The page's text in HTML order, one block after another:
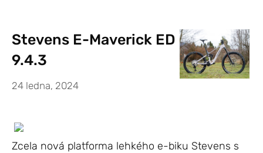
Stevens E-Maverick ED
9.4.3
24 ledna, 2024
Zcela nová platforma lehkého e-biku Stevens s